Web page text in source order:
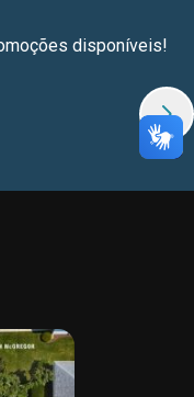
disponíveis!